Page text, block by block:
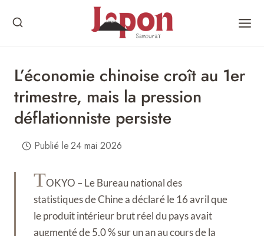
L’économie chinoise croît au 1er
trimestre, mais la pression
déflationniste persiste
Publié le24 mai 2026
TOKYO – Le Bureau national des
statistiques de Chine a déclaré le 16 avril que
le produit intérieur brut réel du pays avait
augmenté de 5,0 % sur un an au cours de la